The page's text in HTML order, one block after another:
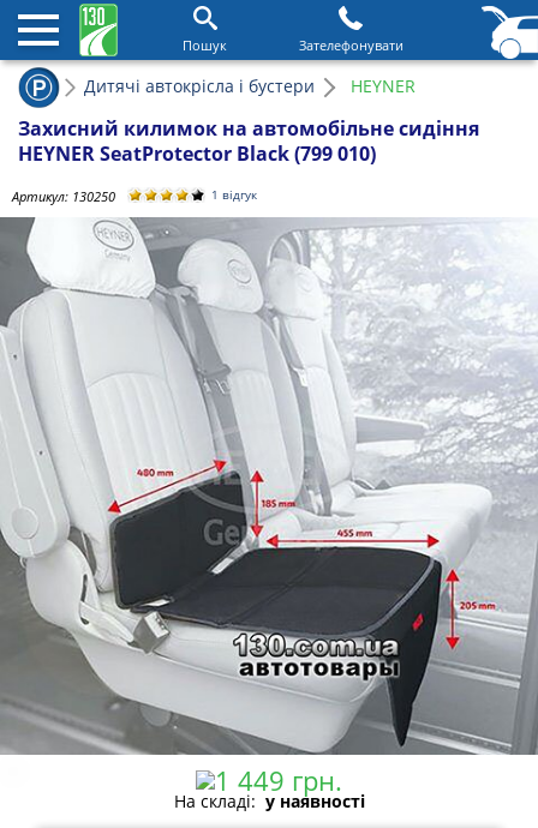
Пошук Зателефонувати
Дитячі автокрісла і бустери HEYNER
Захисний килимок на автомобільне сидіння
HEYNER SeatProtector Black (799 010)
Артикул: 130250 1 відгук
На складі: у наявності